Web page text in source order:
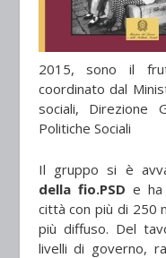
2015, sono il
coordinato dal
sociali, Direzione
Politiche Sociali
Il gruppo si è
della fio.PSD e ha
città con più di 250
più diffuso. Del
livelli di governo,